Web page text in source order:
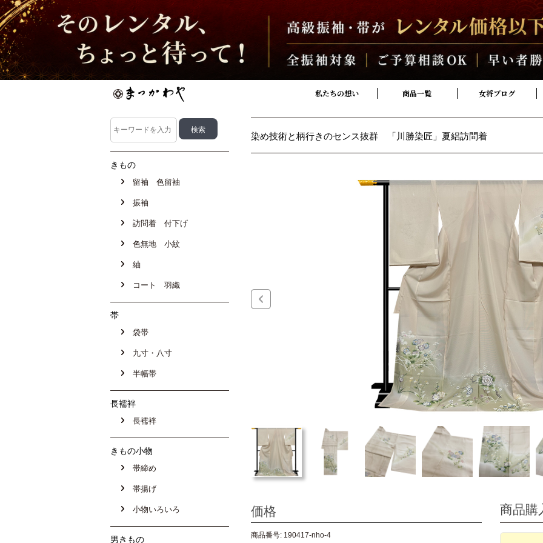
私たちの想い 商品一覧 女将ブログ
きもの
留袖 色留袖
振袖
訪問着 付下げ
色無地 小紋
紬
コート 羽織
帯
袋帯
九寸・八寸
半幅帯
長襦袢
長襦袢
きもの小物
帯締め
帯揚げ
小物いろいろ
男きもの
染め技術と柄行きのセンス抜群 「川勝染匠」夏絽訪問着
価格
商品番号: 190417-nho-4
商品購